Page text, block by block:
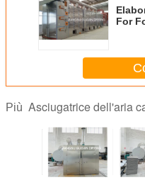
For
Più Asciugatrice dell'aria